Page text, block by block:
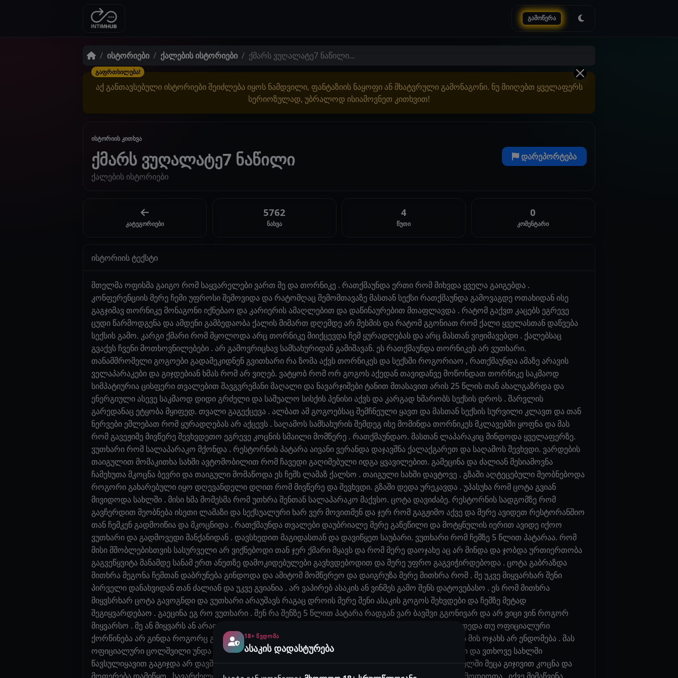
გამოწერა
ისტორიები ქალების ისტორიები ქმარს ვუღალატე7 ნაწილი...
გაფრთხილება!
აქ განთავსებული ისტორიები შეიძლება იყოს ნამდვილი, ფანტაზიის ნაყოფი ან მხატვრული გამონაგონი. ნუ მიიღებთ ყველაფერს
სერიოზულად, უბრალოდ ისიამოვნეთ კითხვით!
ისტორიის კითხვა
ქმარს ვუღალატე7 ნაწილი
ქალების ისტორიები
დარეპორტება
კატეგორიები
5762
ნახვა
4
წუთი
0
კომენტარი
ისტორიის ტექსტი
მთელმა ოფისმა გაიგო რომ საყვარელები ვართ მე და თორნიკე . რათქმაუნდა ერთი რომ მიხვდა ყველა გაიგებდა .
კონფერენციის მერე ჩემი უფროსი შემოვიდა და რატომღაც შემომთავაზე მასთან სექსი რათქმაუნდა გამოვაგდე ოთახიდან ისე
გაგჯიმავ თორნიკე მონაგონი იქნებაო და კარიერის ამაღლებით და დაწინაურებით მთაფლავდა . რატომ გაქვთ კაცებს ეგრევე
ცუდი წარმოდგენა და ამდენი გამბედაობა ქალის მიმართ დღემდე არ მესმის და რატომ გგონიათ რომ ქალი ყველასთან დაწვება
სექსის გამო. კარგი ქმარი რომ მყოლოდა არც თორნიკე მიიქცევდა ჩემ ყურადღებას და არც მასთან ვიჟიმავებდი . ქალებსაც
გვაქვს ჩვენი მოთხოვნილებები . არ გამოვრიცხავ სამსახურიდან გამიშავან. ეს რათქმაუნდა თორნიკეს არ ვუთხარი.
თანამშრომელი გოგოები გადამეკიდნენ გვითხარი რა ზომა აქვს თორნიკეს და სექსში როგორიაო , რათქმაუნდა ამაზე არავის
ველაპარაკები და გიჯდებიან ხმას რომ არ ვიღებ. ვატყობ რომ ორ გოგოს აქედან თავიდანვე მოწონდათ თორნიკე საკმაოდ
სიმპატიურია ცისფერი თვალებით შავგვრემანი მაღალი და ნავარჯიშები ტანით მთასავით არის 25 წლის თან ახალგაზრდა და
ენერგიული ასევე საკმაოდ დიდი გრძელი და საშუალო სისქის პენისი აქვს და კარგად ხმარობს სექსის დროს . შარვლის
გარედანაც ეტყობა მყიფედ. თვალი გაგექცევა . ალბათ ამ გოგოებსაც შემჩნეული ყავთ და მასთან სექსის სურვილი კლავთ და თან
ნერვები ეშლებათ რომ ყურადღებას არ აქცევს . საღამოს სამსახურის შემდეგ ისე მომინდა თორნიკეს მკლავებში ყოფნა და მას
რომ გავეჟიმე მივწერე შევხვდეთო ეგრევე კოცნის სმაილი მომწერე . რათქმაუნდაო. მასთან ლაპარაკიც მინდოდა ყველაფერზე.
ვუთხარი რომ სალაპარაკო მქონდა . რესტორნის პატარა აივანი ვერანდა დაჯავშნა ქალაქგარეთ და საღამოს შევხვდი. ვარდების
თაიგულით მომაკითხა სახში ავტომობილით რომ ჩავედი გაღიმებული იდგა ყვავილებით. გამეცინა და ძალიან მესიამოვნა
ჩამეხუთა მკოცნა ბევრი და თაიგული მომაწოდა ეს ჩემს ლამაზ ქალსო . თაიგული სახში დავტოვე . გზაში აღტეცებული მეობნებოდა
როგორი გახარებული იყო დღევანდელი დღით რომ მივწერე და შევხვდი. გზაში დედა ურეკავდა . უპასუხა რომ ცოტა გვიან
მივიდოდა სახლში . მისი ხმა მომესმა რომ უთხრა შენთან სალაპარაკო მაქვსო. ცოტა დავიძაბე. რესტორნის სადგომზე რომ
გავჩერდით მეობნება ისეთი ლამაზი და სექსუალური ხარ ვერ მოვითმენ და ჯერ რომ გაგჟიმო აქვე და მერე ავიდეთ რესტორანშიო
თან ჩემკენ გადმოიწია და მკოცნიდა . რათქმაუნდა თვალები დაუბრიალე მერე გაწეწილი და მოტყნულის იერით ავიდე იქოო
ვუთხარი და გადმოვედი მანქანიდან . დავსხედით მაგიდასთან და დავიწყეთ საუბარი. ვუთხარი რომ ჩემზე 5 წლით პატარაა. რომ
მისი მშობლებისთვის სასურველი არ ვიქნებოდი თან ჯერ ქმარი მყავს და რომ მერე დაოჯახე აც არ მინდა და ჯობდა ურთიერთობა
გაგვეწყვიტა მანამდე სანამ ერთ ანეთზე დამოკიდებულები გავხვდებოდით და მერე უფრო გაგვიჭირდებოდა . ცოტა გაბრაზდა
მითხრა მეგონა ჩემთან დაბრუნება გინდოდა და ამიტომ მომწერეო და დაიგრუზა მერე მითხრა რომ . მე უკვე მიყვარხარ შენი
პირველი დანახვიდან თან ძალიან და უკვე გვიანია . არ ვაპირებ ასაკის ან ვინმეს გამო შენს დატოვებასო . ეს რომ მითხრა
მიყვსრხარ ცოტა გავოგნდი და ვუთხარი არაუშავს რაგაც დროის მერე შენი ასაკის გოგოს შეხვდები და ჩემზე მეტად
შეგიყვარდებაო . გაეცინა ეგ რო ვუთხარი . შენ რა შენზე 5 წლით პატარა რადგან ვარ ბავშვი გგონივარ და არ ვიცი ვინ როგორ
მიყვარსო . მე ან მიყვარს ან არაო .მე მინდა ჩემი ცოლი იყო ქმარს რომ გაეყრები და ჩემი შვილის დედა თუ ოფიციალური
ქორწინება არ გინდა როგორც გინდა ისე ვიყოთ ოღონდ არ დავშორდეთო . მერე ვუთხარი რომ ეს მის ოჯახს არ ენდომება . მას
ოფიციალური ცოლშვილი უნდა ყავდეს. ამას მე ვწყვეტ და არა ჩემი მშობლებიო…. მე ვუთხარი უარი და ვთხოვე სახლში
წავსულიყავით გაგიჯდა არ დავშორდებით შანსი არ არისო . უშენოდ ვერ ვიქნებიო და იქვე სავარძელში მეცა გიჯივით კოცნა და
18+ ᲬᲕᲓᲝᲛᲐ
ასაკის დადასტურება